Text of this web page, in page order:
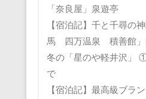
「奈良屋」泉遊亭
【宿泊記】千と千尋の
馬 四万温泉 積善館」
冬の「星のや軽井沢」
で
【宿泊記】最高級ブラ